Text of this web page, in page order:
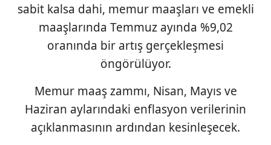
sabit kalsa dahi, memur maaşları ve emekli
maaşlarında Temmuz ayında %9,02
oranında bir artış gerçekleşmesi
öngörülüyor.
Memur maaş zammı, Nisan, Mayıs ve
Haziran aylarındaki enflasyon verilerinin
açıklanmasının ardından kesinleşecek.